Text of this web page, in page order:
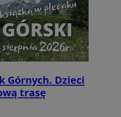
Górnych. Dzieci
trasę